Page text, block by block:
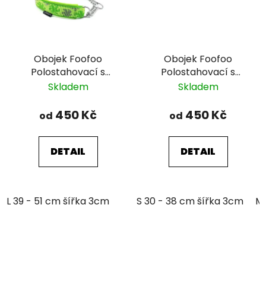
Obojek Foofoo
Polostahovací s
řetízkem - Green II.
Skladem
od 450 Kč
DETAIL
L 39 - 51 cm šířka 3cm
Obojek Foofoo
Polostahovací s
řetízkem - Brown II.
Skladem
od 450 Kč
DETAIL
S 30 - 38 cm šířka 3cm